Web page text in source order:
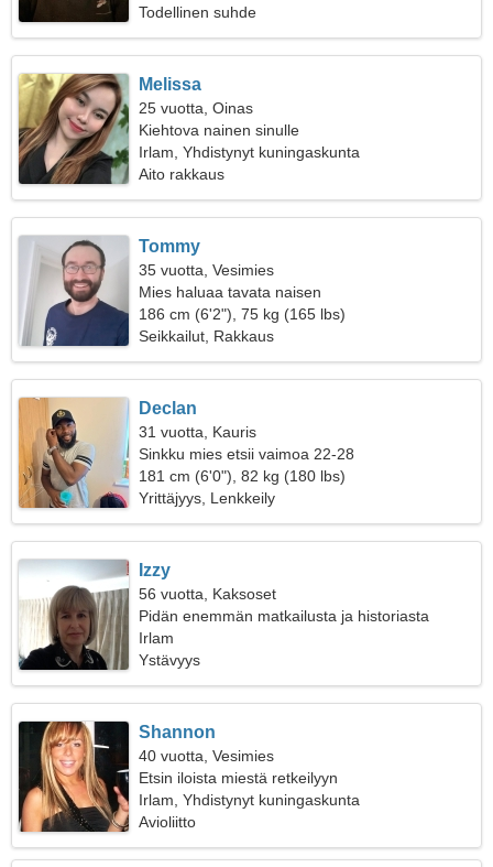
Todellinen suhde
Melissa
25 vuotta, Oinas
Kiehtova nainen sinulle
Irlam, Yhdistynyt kuningaskunta
Aito rakkaus
Tommy
35 vuotta, Vesimies
Mies haluaa tavata naisen
186 cm (6'2"), 75 kg (165 lbs)
Seikkailut, Rakkaus
Declan
31 vuotta, Kauris
Sinkku mies etsii vaimoa 22-28
181 cm (6'0"), 82 kg (180 lbs)
Yrittäjyys, Lenkkeily
Izzy
56 vuotta, Kaksoset
Pidän enemmän matkailusta ja historiasta
Irlam
Ystävyys
Shannon
40 vuotta, Vesimies
Etsin iloista miestä retkeilyyn
Irlam, Yhdistynyt kuningaskunta
Avioliitto